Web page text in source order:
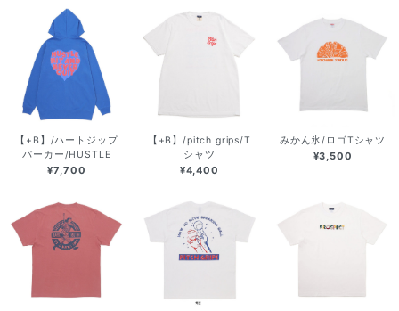
【+B】/ハートジップ
パーカー/HUSTLE
¥7,700
【+B】/pitch grips/T
シャツ
¥4,400
みかん氷/ロゴTシャツ
¥3,500